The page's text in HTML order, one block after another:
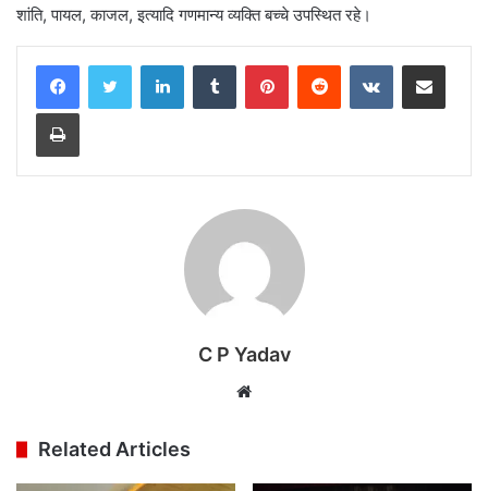
शांति, पायल, काजल, इत्यादि गणमान्य व्यक्ति बच्चे उपस्थित रहे।
LinkedInTumblr PinterestReddit VKontakteShare via Email
Print
C P Yadav
Website
Related Articles